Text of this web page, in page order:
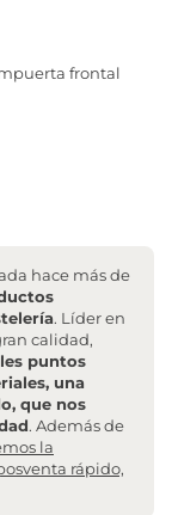
frontal
hace más de
. Líder en
calidad,
puntos
una
que nos
. Además de
la
rápido,